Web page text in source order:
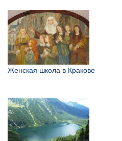
Женская школа в Кракове